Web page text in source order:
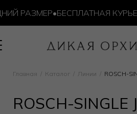
РАЗМЕР•БЕСПЛАТНАЯ
Главная Каталог Линии ROSCH-
ROSCH-SINGLE